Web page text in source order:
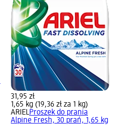
31,95 zł
1,65 kg (19,36 zł za 1 kg)
ARIELProszek do prania
Alpine Fresh, 30 prań, 1,65 kg